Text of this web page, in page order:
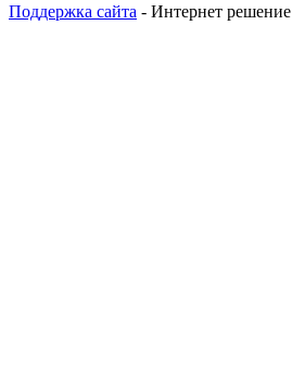
Поддержка сайта - Интернет решение